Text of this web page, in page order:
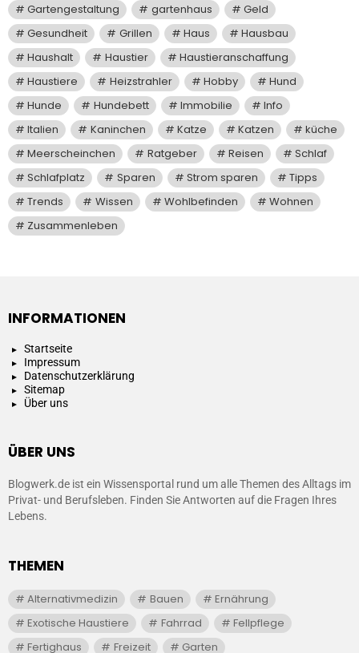
Gartengestaltung
gartenhaus
Geld
Gesundheit
Grillen Haus
Hausbau
Haushalt
Haustier
Haustieranschaffung
Haustiere
Heizstrahler Hobby
Hund
Hunde
Hundebett Immobilie
Info
Italien
Kaninchen Katze Katzen
küche
Meerscheinchen
Ratgeber Reisen
Schlaf
Schlafplatz
Sparen Strom sparen
Tipps
Trends
Wissen Wohlbefinden
Wohnen
Zusammenleben
INFORMATIONEN
Startseite
Impressum
Datenschutzerklärung
Sitemap
Über uns
ÜBER UNS
Blogwerk.de ist ein Wissensportal rund um alle Themen des Alltags im
Privat- und Berufsleben. Finden Sie Antworten auf die Fragen Ihres
Lebens.
THEMEN
Alternativmedizin Bauen
Ernährung
Exotische Haustiere
Fahrrad
Fellpflege
Fertighaus
Freizeit Garten